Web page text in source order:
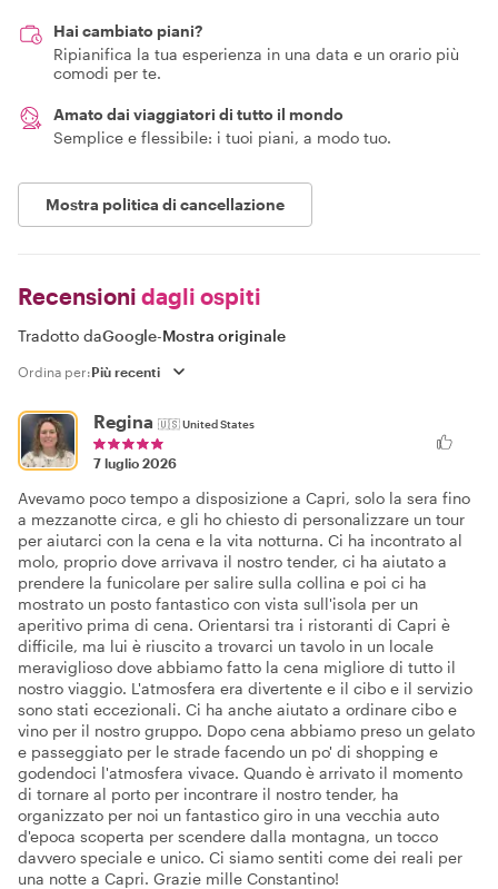
Hai cambiato piani?
Ripianifica la tua esperienza in una data e un orario più
comodi per te.
Amato dai viaggiatori di tutto il mondo
Semplice e flessibile: i tuoi piani, a modo tuo.
Mostra politica di cancellazione
Recensioni dagli ospiti
Tradotto daGoogle-Mostra originale
Ordina per:
Regina 🇺🇸United States
7 luglio 2026
Avevamo poco tempo a disposizione a Capri, solo la sera fino
a mezzanotte circa, e gli ho chiesto di personalizzare un tour
per aiutarci con la cena e la vita notturna. Ci ha incontrato al
molo, proprio dove arrivava il nostro tender, ci ha aiutato a
prendere la funicolare per salire sulla collina e poi ci ha
mostrato un posto fantastico con vista sull'isola per un
aperitivo prima di cena. Orientarsi tra i ristoranti di Capri è
difficile, ma lui è riuscito a trovarci un tavolo in un locale
meraviglioso dove abbiamo fatto la cena migliore di tutto il
nostro viaggio. L'atmosfera era divertente e il cibo e il servizio
sono stati eccezionali. Ci ha anche aiutato a ordinare cibo e
vino per il nostro gruppo. Dopo cena abbiamo preso un gelato
e passeggiato per le strade facendo un po' di shopping e
godendoci l'atmosfera vivace. Quando è arrivato il momento
di tornare al porto per incontrare il nostro tender, ha
organizzato per noi un fantastico giro in una vecchia auto
d'epoca scoperta per scendere dalla montagna, un tocco
davvero speciale e unico. Ci siamo sentiti come dei reali per
una notte a Capri. Grazie mille Constantino!